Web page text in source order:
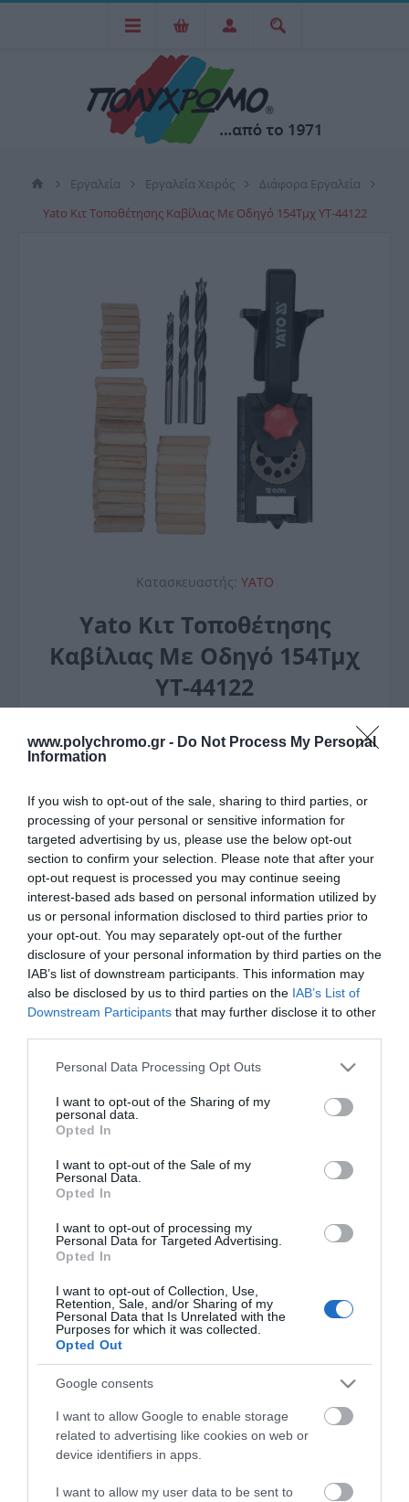
www.polychromo.gr - Do Not Process My Personal
Information
If you wish to opt-out of the sale, sharing to third parties, or
processing of your personal or sensitive information for
targeted advertising by us, please use the below opt-out
section to confirm your selection. Please note that after your
opt-out request is processed you may continue seeing
interest-based ads based on personal information utilized by
us or personal information disclosed to third parties prior to
your opt-out. You may separately opt-out of the further
disclosure of your personal information by third parties on the
IAB’s list of downstream participants. This information may
also be disclosed by us to third parties on the IAB’s List of
Downstream Participants that may further disclose it to other
Please note that this website/app uses one or more Google
not limited to your visit or usage behaviour. You may click to
grant or deny consent to Google and its third-party tags to
use your data for below specified purposes in below Google
consent section.
Personal Data Processing Opt Outs
I want to opt-out of the Sharing of my
personal data.
Opted In
I want to opt-out of the Sale of my
Personal Data.
Opted In
I want to opt-out of processing my
Personal Data for Targeted Advertising.
Opted In
I want to opt-out of Collection, Use,
Retention, Sale, and/or Sharing of my
Personal Data that Is Unrelated with the
Purposes for which it was collected.
Opted Out
Google consents
I want to allow Google to enable storage
related to advertising like cookies on web or
device identifiers in apps.
I want to allow my user data to be sent to
Εργαλεία Εργαλεία Χειρός
Διάφορα Εργαλεία
Yato Κιτ Τοποθέτησης Καβίλιας Με Οδηγό 154Τμχ YT-44122
Κατασκευαστής: YATO
Yato Κιτ Τοποθέτησης
Καβίλιας Με Οδηγό 154Τμχ
YT-44122
Διαθέσιμο από 4 έως 10 ημέρες
ΚΩΔΙΚΟΣ: 20044122
ΠΕΡΙΓΡΑΦΉ
ΚΌΣΤΟΣ ΜΕΤΑΦΟΡΙΚΏΝ
ΚΙΤ ΤΟΠΟΘΕΤΗΣΗΣ ΚΑΒΙΛΙΑΣ ΜΕ ΟΔΗΓΟ 154ΤΜΧ YT-
44122